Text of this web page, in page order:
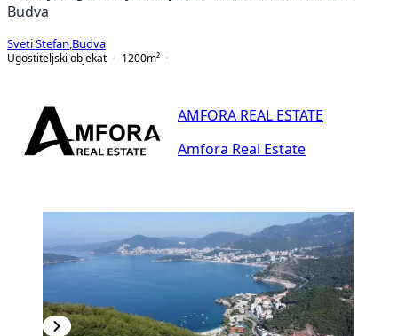
Budva
Sveti Stefan Budva
Ugostiteljski objekat
1200m²
AMFORA REAL ESTATE
Amfora Real Estate